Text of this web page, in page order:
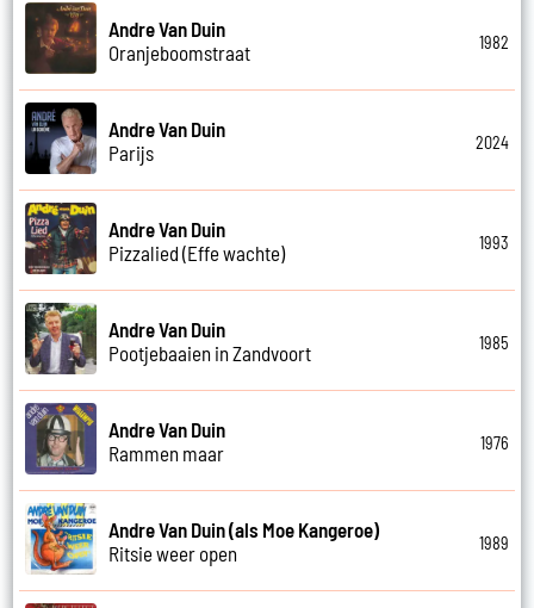
Andre Van Duin
Oranjeboomstraat
1982
Andre Van Duin
Parijs
2024
Andre Van Duin
Pizzalied (Effe wachte)
1993
Andre Van Duin
Pootjebaaien in Zandvoort
1985
Andre Van Duin
Rammen maar
1976
Andre Van Duin (als Moe Kangeroe)
Ritsie weer open
1989